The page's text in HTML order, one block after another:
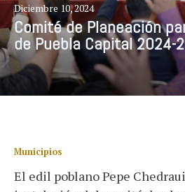
Diciembre 10, 2024
Comité de Planeación
de Puebla Capital 2024-
Municipios
El edil poblano Pepe